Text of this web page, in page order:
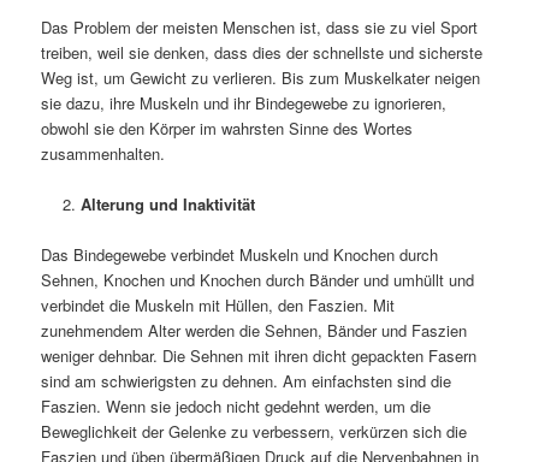
Das Problem der meisten Menschen ist, dass sie zu viel Sport
treiben, weil sie denken, dass dies der schnellste und sicherste
Weg ist, um Gewicht zu verlieren. Bis zum Muskelkater neigen
sie dazu, ihre Muskeln und ihr Bindegewebe zu ignorieren,
obwohl sie den Körper im wahrsten Sinne des Wortes
zusammenhalten.
Alterung und Inaktivität
Das Bindegewebe verbindet Muskeln und Knochen durch
Sehnen, Knochen und Knochen durch Bänder und umhüllt und
verbindet die Muskeln mit Hüllen, den Faszien. Mit
zunehmendem Alter werden die Sehnen, Bänder und Faszien
weniger dehnbar. Die Sehnen mit ihren dicht gepackten Fasern
sind am schwierigsten zu dehnen. Am einfachsten sind die
Faszien. Wenn sie jedoch nicht gedehnt werden, um die
Beweglichkeit der Gelenke zu verbessern, verkürzen sich die
Faszien und üben übermäßigen Druck auf die Nervenbahnen in